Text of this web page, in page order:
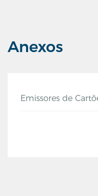
Anexos
Emissores de